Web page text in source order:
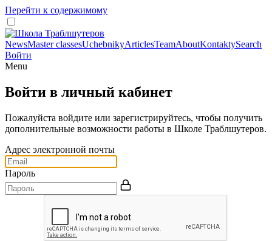
Перейти к содержимому
NewsMaster classesUchebnikyArticlesTeamAboutKontaktySearch
Войти
Menu
Войти в личный кабинет
Пожалуйста войдите или зарегистрируйтесь, чтобы получить
дополнительные возможности работы в Школе Траблшутеров.
Адрес электронной почты
Пароль